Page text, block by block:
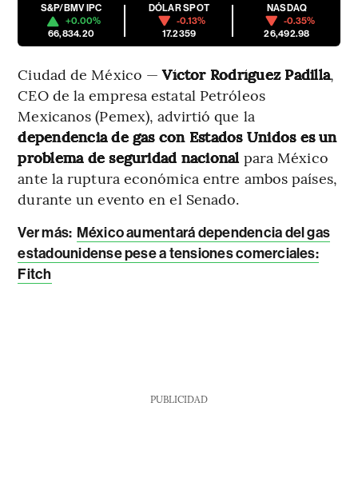
S&P/BMV IPC
+0.00%
66,834.20
DÓLAR SPOT
-0.13%
17.2359
NASDAQ
-0.35%
26,492.98
Ciudad de México —Víctor Rodríguez Padilla,
CEO de la empresa estatal Petróleos
Mexicanos (Pemex), advirtió que la
dependencia de gas con Estados Unidos es un
problema de seguridad nacionalpara México
ante la ruptura económica entre ambos países,
durante un evento en el Senado.
Ver más: México aumentará dependencia del gas
estadounidense pese a tensiones comerciales:
Fitch
PUBLICIDAD